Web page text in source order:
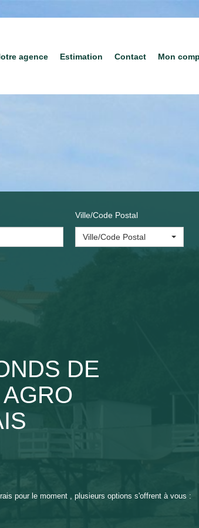
agence Estimation Contact Mon
Ville/Code Postal
Ville/Code Postal
DE
pour le moment , plusieurs options s'offrent à vous :